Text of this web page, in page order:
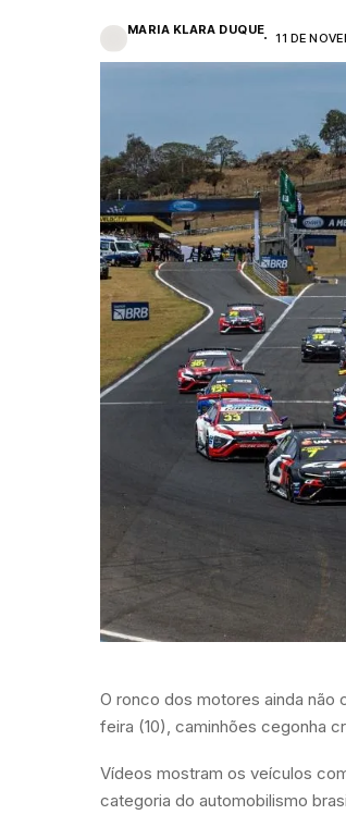
MARIA KLARA DUQUE
11 DE
O ronco dos motores ainda não
feira (10), caminhões cegonha
Vídeos mostram os veículos
categoria do automobilismo